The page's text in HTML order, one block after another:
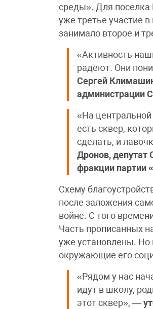
среды». Для поселка
уже третье участие
занимало второе и
«Активность
радеют. Они
Сергей
администрации
«На
есть сквер,
сделать, и
Дронов, депутат
фракции партии
Схему
после заложения
войне. С того
Часть прописанных
уже установлены. Но
окружающие его
«Рядом у нас
идут в школу,
этот сквер», —